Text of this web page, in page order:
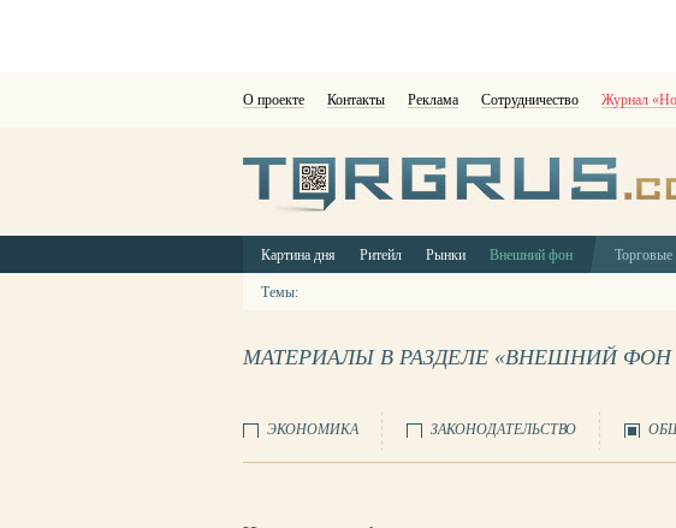
О проекте Контакты Реклама Сотрудничество Журнал
Картина дня Ритейл Рынки Внешний фон Торговые
Темы:
МАТЕРИАЛЫ В РАЗДЕЛЕ «ВНЕШНИЙ ФОН
ЭКОНОМИКА ЗАКОНОДАТЕЛЬСТВО